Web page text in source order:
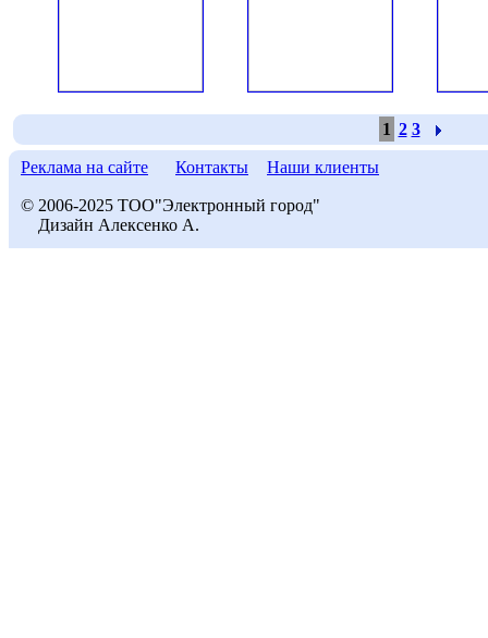
1 2 3
Реклама на сайте Контакты Наши клиенты
© 2006-2025 ТОО"Электронный город"
Дизайн Алексенко А.